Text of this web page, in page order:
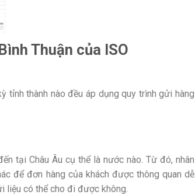
Thuận của ISO
tỉnh thành nào đều áp dụng quy trình gửi hàng
tại Châu Âu cụ thể là nước nào. Từ đó, nhân
để đơn hàng của khách được thông quan dễ
liệu có thể cho đi được không.